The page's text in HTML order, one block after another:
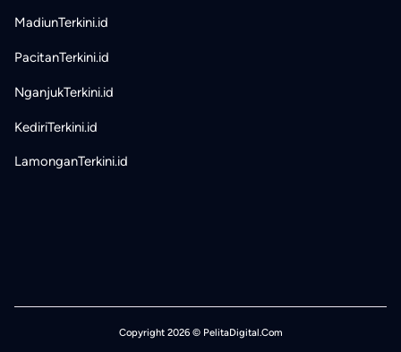
MadiunTerkini.id
PacitanTerkini.id
NganjukTerkini.id
KediriTerkini.id
LamonganTerkini.id
Copyright 2026 © PelitaDigital.Com